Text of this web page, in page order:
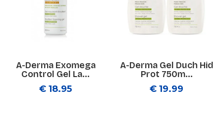
A-Derma Exomega
Control Gel La...
€ 18.95
A-Derma Gel Duch Hid
Prot 750m...
€ 19.99